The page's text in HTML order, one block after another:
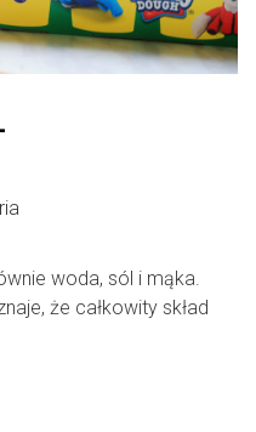
woda, sól i mąka.
że całkowity skład